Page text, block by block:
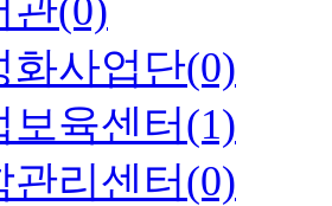
관(0)
화사업단(0)
보육센터 (1)
관리센터 (0)